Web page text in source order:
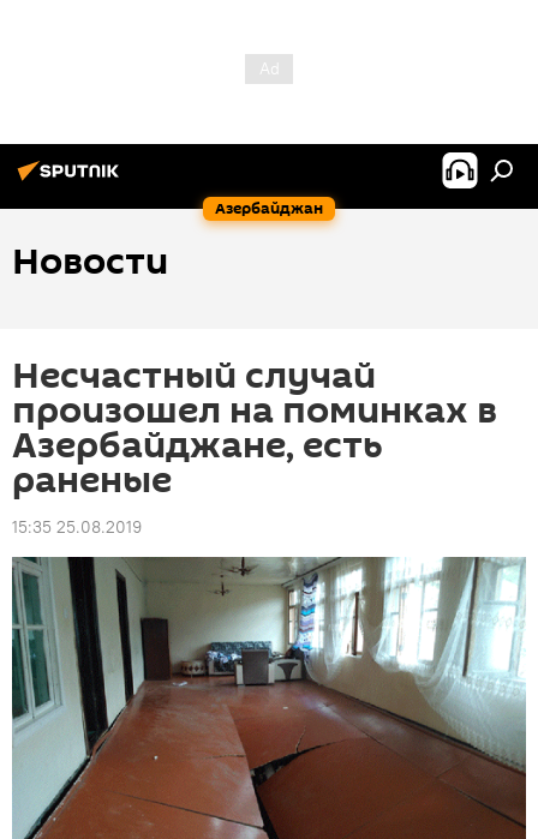
Азербайджан
Новости
Несчастный случай
произошел на поминках в
Азербайджане, есть
раненые
15:35 25.08.2019